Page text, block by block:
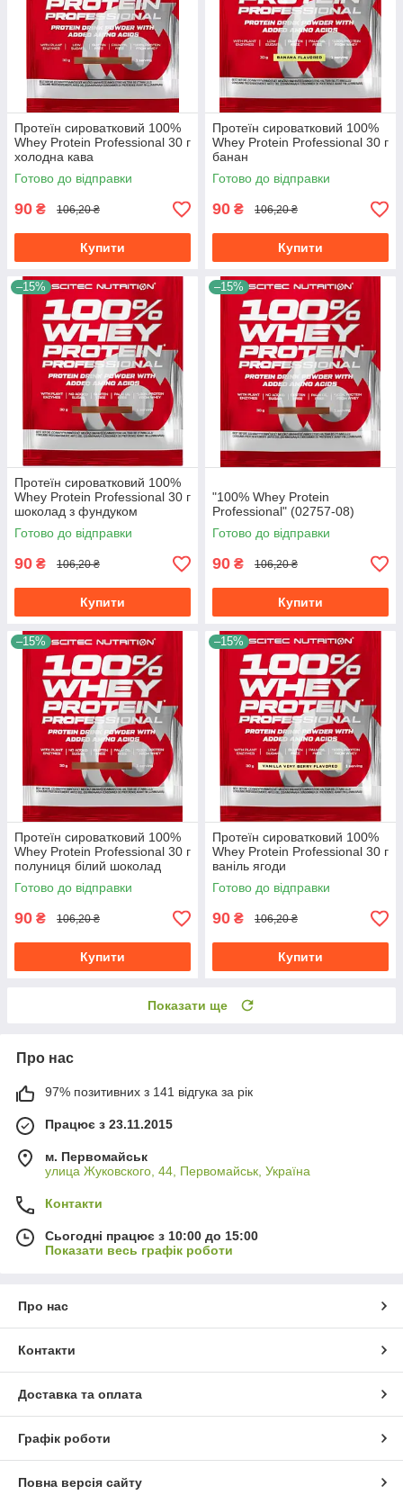
Протеїн сироватковий 100%
Whey Protein Professional 30 г
холодна кава
Готово до відправки
90 ₴ 106,20 ₴
Купити
Протеїн сироватковий 100%
Whey Protein Professional 30 г
банан
Готово до відправки
90 ₴ 106,20 ₴
Купити
–15%
Протеїн сироватковий 100%
Whey Protein Professional 30 г
шоколад з фундуком
Готово до відправки
90 ₴ 106,20 ₴
Купити
–15%
"100% Whey Protein
Professional" (02757-08)
Готово до відправки
90 ₴ 106,20 ₴
Купити
–15%
Протеїн сироватковий 100%
Whey Protein Professional 30 г
полуниця білий шоколад
Готово до відправки
90 ₴ 106,20 ₴
Купити
–15%
Протеїн сироватковий 100%
Whey Protein Professional 30 г
ваніль ягоди
Готово до відправки
90 ₴ 106,20 ₴
Купити
Показати ще
Про нас
97% позитивних з 141 відгука за рік
Працює з 23.11.2015
м. Первомайськ
улица Жуковского, 44, Первомайськ, Україна
Контакти
Сьогодні працює з 10:00 до 15:00
Показати весь графік роботи
Про нас
Контакти
Доставка та оплата
Графік роботи
Повна версія сайту